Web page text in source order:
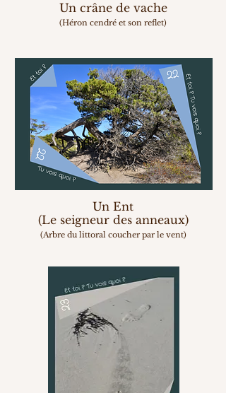
Un crâne de vache
(Héron cendré et son reflet)
Un Ent
(Le seigneur des anneaux)
(Arbre du littoral coucher par le vent)